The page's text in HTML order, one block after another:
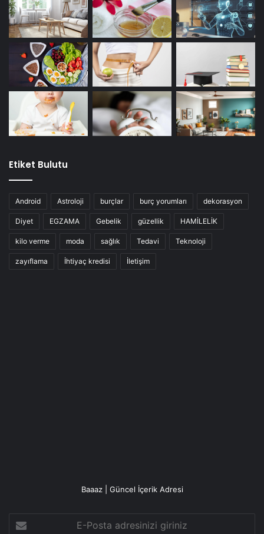
Etiket Bulutu
Android Astroloji burçlar burç yorumları dekorasyon
Diyet EGZAMA Gebelik güzellik HAMİLELİK
kilo verme moda sağlık Tedavi Teknoloji
zayıflama İhtiyaç kredisi İletişim
Baaaz | Güncel İçerik Adresi
Posta